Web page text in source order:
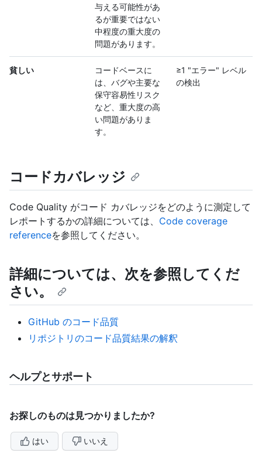
与える可能性があ
るが重要ではない
中程度の重大度の
問題があります。
貧しい
コードベースに
は、バグや主要な
保守容易性リスク
など、重大度の高
い問題がありま
す。
≥1 "エラー" レベル
の検出
コードカバレッジ
Code Quality がコード カバレッジをどのように測定して
レポートするかの詳細については、 Code coverage
referenceを参照してください。
詳細については、次を参照してくだ
さい。
GitHub のコード品質
リポジトリのコード品質結果の解釈
ヘルプとサポート
お探しのものは見つかりましたか?
はい いいえ